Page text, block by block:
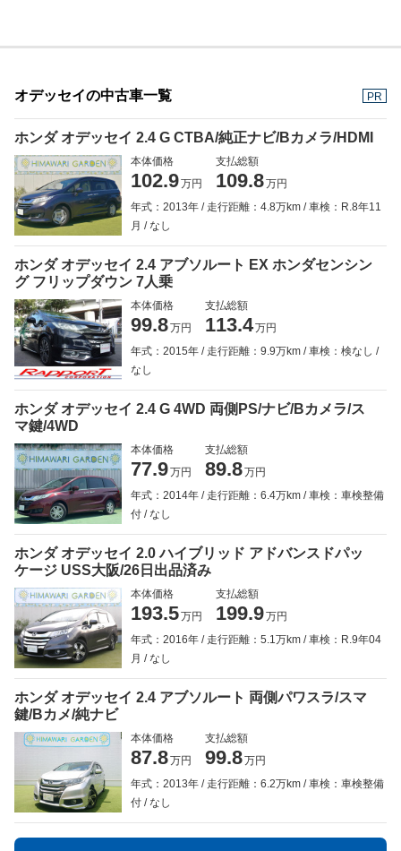
オデッセイの中古車一覧 PR
ホンダ オデッセイ 2.4 G CTBA/純正ナビ/Bカメラ/HDMI
本体価格
102.9万円
支払総額
109.8万円
年式：2013年
走行距離：4.8万km
車検：R.8年11
月
なし
ホンダ オデッセイ 2.4 アブソルート EX ホンダセンシン
グ フリップダウン 7人乗
本体価格
99.8万円
支払総額
113.4万円
年式：2015年
走行距離：9.9万km
車検：検なし
なし
ホンダ オデッセイ 2.4 G 4WD 両側PS/ナビ/Bカメラ/ス
マ鍵/4WD
本体価格
77.9万円
支払総額
89.8万円
年式：2014年
走行距離：6.4万km
車検：車検整備
付
なし
ホンダ オデッセイ 2.0 ハイブリッド アドバンスドパッ
ケージ USS大阪/26日出品済み
本体価格
193.5万円
支払総額
199.9万円
年式：2016年
走行距離：5.1万km
車検：R.9年04
月
なし
ホンダ オデッセイ 2.4 アブソルート 両側パワスラ/スマ
鍵/Bカメ/純ナビ
本体価格
87.8万円
支払総額
99.8万円
年式：2013年
走行距離：6.2万km
車検：車検整備
付
なし